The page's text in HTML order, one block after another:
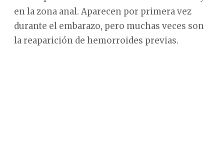
en la zona anal. Aparecen por primera vez
durante el embarazo, pero muchas veces son
la reaparición de hemorroides previas.